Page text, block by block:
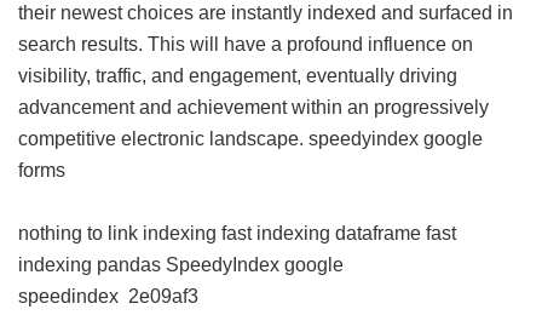
their newest choices are instantly indexed and surfaced in
search results. This will have a profound influence on
visibility, traffic, and engagement, eventually driving
advancement and achievement within an progressively
competitive electronic landscape. speedyindex google
forms
nothing to link indexing fast indexing dataframe fast
indexing pandas SpeedyIndex google
speedindex 2e09af3